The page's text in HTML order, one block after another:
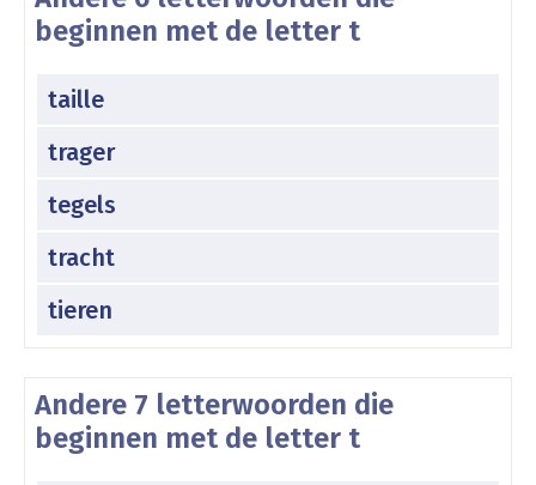
beginnen met de letter t
taille
trager
tegels
tracht
tieren
Andere 7 letterwoorden die
beginnen met de letter t